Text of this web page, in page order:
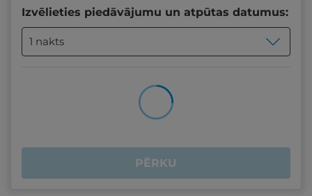
Izvēlieties piedāvājumu un atpūtas datumus:
1 nakts
PĒRKU